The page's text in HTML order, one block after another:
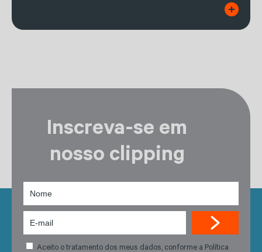
Inscreva-se em
nosso clipping
Aceito o tratamento dos meus dados, conforme a Política